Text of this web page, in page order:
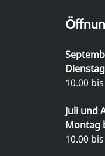
10.00
Juli und
Montag
10.00